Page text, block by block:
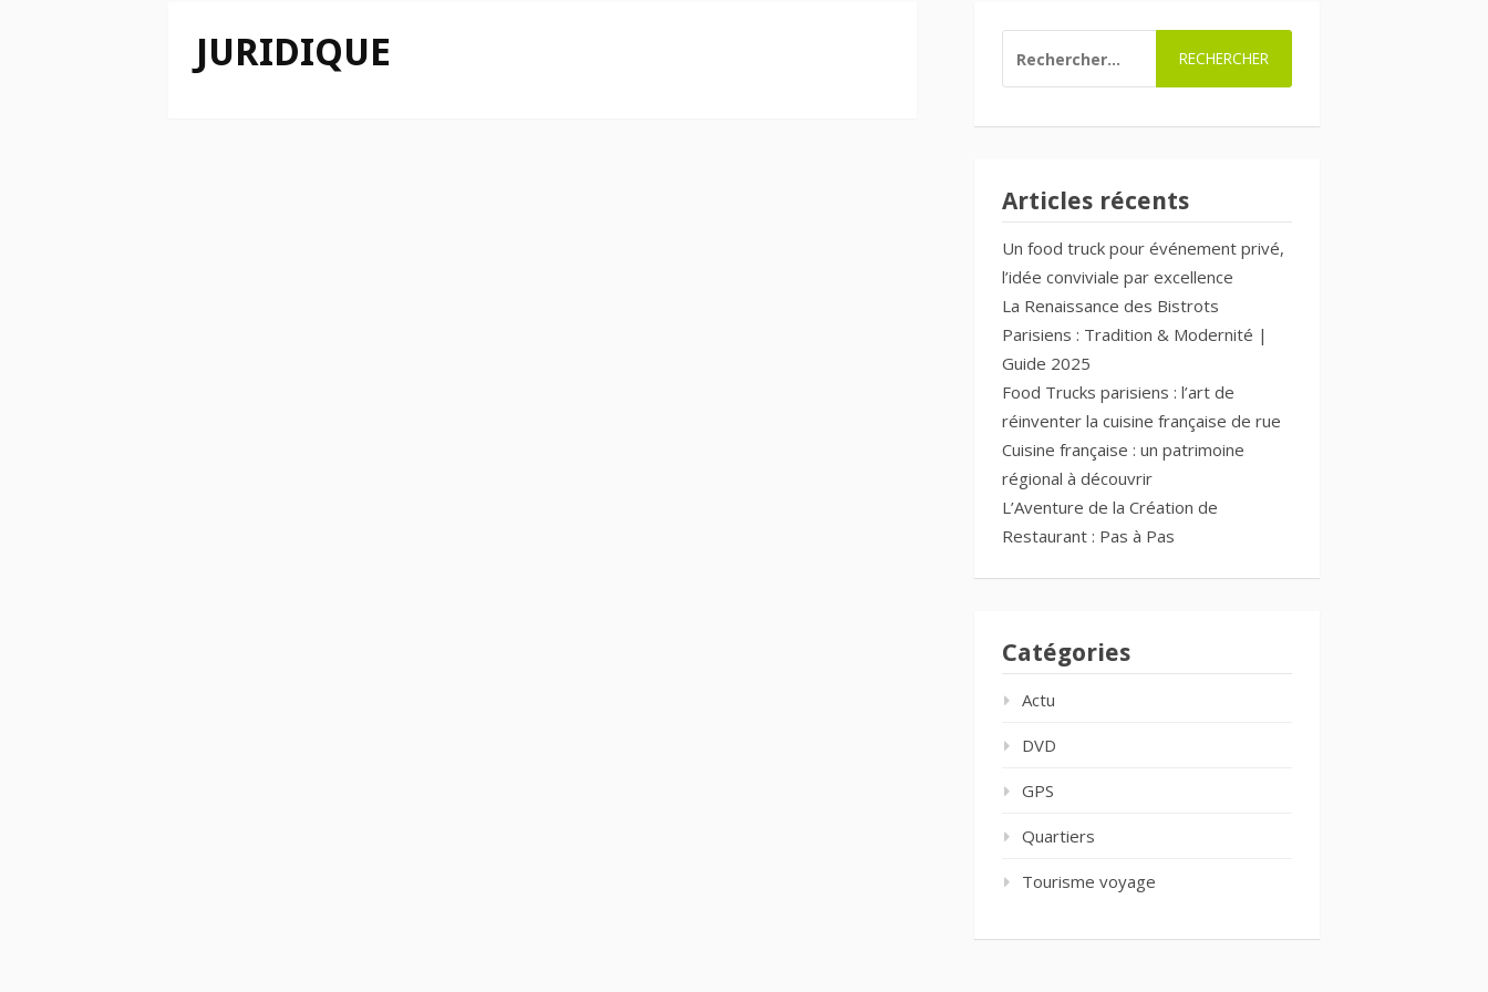
JURIDIQUE
Articles récents
Un food truck pour événement privé,
l’idée conviviale par excellence
La Renaissance des Bistrots
Parisiens : Tradition & Modernité |
Guide 2025
Food Trucks parisiens : l’art de
réinventer la cuisine française de rue
Cuisine française : un patrimoine
régional à découvrir
L’Aventure de la Création de
Restaurant : Pas à Pas
Catégories
Actu
DVD
GPS
Quartiers
Tourisme voyage